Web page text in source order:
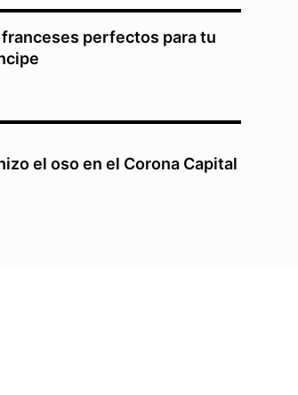
perfectos para tu
el oso en el Corona Capital